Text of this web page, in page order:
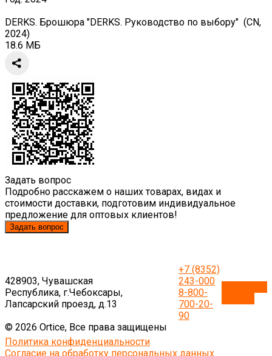
DERKS. Брошюра "DERKS. Руководство по выбору" (CN,
2024)
18.6 МБ
Задать вопрос
Подробно расскажем о наших товарах, видах и
стоимости доставки, подготовим индивидуальное
предложение для оптовых клиентов!
Задать вопрос
428903, Чувашская
Республика, г.Чебоксары,
Лапсарский проезд, д.13
+7 (8352)
243-000
8-800-
700-20-
90
© 2026 Ortice, Все права защищены
Политика конфиденциальности
Согласие на обработку персональных данных